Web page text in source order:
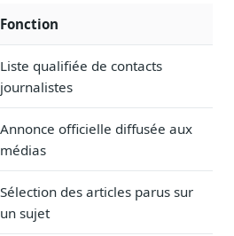
la procédure, le plaidoyer
Fonction
Liste qualifiée de contacts
journalistes
Annonce officielle diffusée aux
médias
Sélection des articles parus sur
un sujet